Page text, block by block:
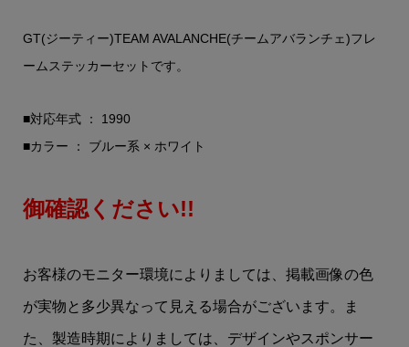
GT(ジーティー)TEAM AVALANCHE(チームアバランチェ)フレ
ームステッカーセットです。
■対応年式 ： 1990
■カラー ： ブルー系 × ホワイト
御確認ください!!
お客様のモニター環境によりましては、掲載画像の色
が実物と多少異なって見える場合がございます。ま
た、製造時期によりましては、デザインやスポンサー